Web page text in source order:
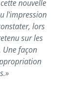
nouvelle
l'impression
lors
sur les
Une façon